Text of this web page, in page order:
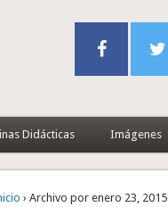
Didácticas Imágenes
› Archivo por enero 23, 2015